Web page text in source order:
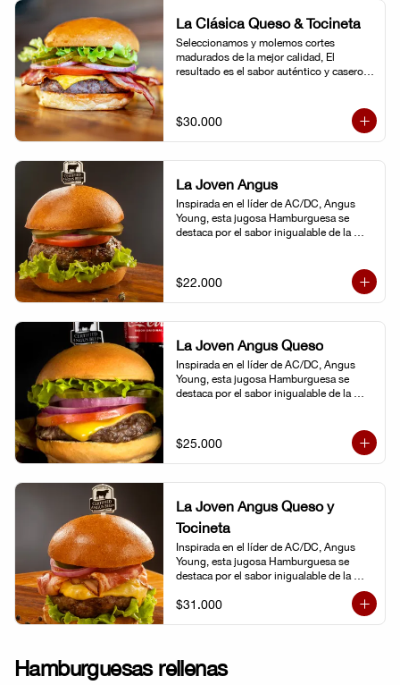
La Clásica Queso & Tocineta
Seleccionamos y molemos cortes
madurados de la mejor calidad, El
resultado es el sabor auténtico y casero
usted elija. Armela como quiera.
$30.000
La Joven Angus
Inspirada en el líder de AC/DC, Angus
Young, esta jugosa Hamburguesa se
destaca por el sabor inigualable de la
$22.000
La Joven Angus Queso
Inspirada en el líder de AC/DC, Angus
Young, esta jugosa Hamburguesa se
destaca por el sabor inigualable de la
$25.000
La Joven Angus Queso y
Tocineta
Inspirada en el líder de AC/DC, Angus
Young, esta jugosa Hamburguesa se
destaca por el sabor inigualable de la
$31.000
Hamburguesas rellenas